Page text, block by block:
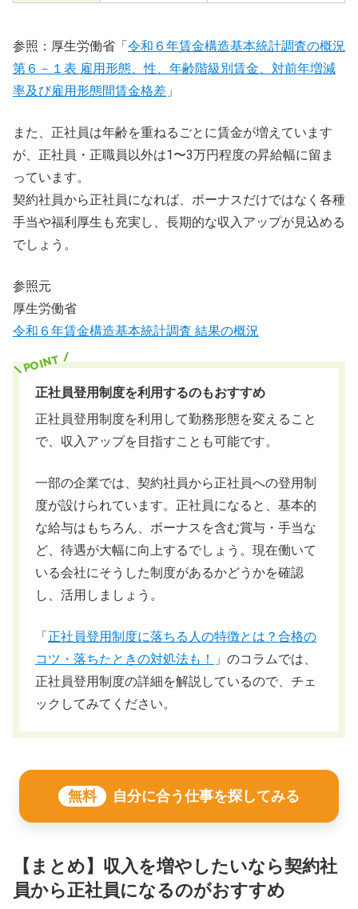
参照：厚生労働省「 令和６年賃金構造基本統計調査の概況
第６－１表 雇用形態、性、年齢階級別賃金、対前年増減
率及び雇用形態間賃金格差 」
また、正社員は年齢を重ねるごとに賃金が増えています
が、正社員・正職員以外は1〜3万円程度の昇給幅に留ま
っています。
契約社員から正社員になれば、ボーナスだけではなく各種
手当や福利厚生も充実し、長期的な収入アップが見込める
でしょう。
参照元
厚生労働省
令和６年賃金構造基本統計調査 結果の概況
正社員登用制度を利用するのもおすすめ
正社員登用制度を利用して勤務形態を変えること
で、収入アップを目指すことも可能です。
一部の企業では、契約社員から正社員への登用制
度が設けられています。正社員になると、基本的
な給与はもちろん、ボーナスを含む賞与・手当な
ど、待遇が大幅に向上するでしょう。現在働いて
いる会社にそうした制度があるかどうかを確認
し、活用しましょう。
「 正社員登用制度に落ちる人の特徴とは？合格の
コツ・落ちたときの対処法も！
」のコラムでは、
正社員登用制度の詳細を解説しているので、チェ
ックしてみてください。
無料 自分に合う仕事を探してみる
【まとめ】収入を増やしたいなら契約社
員から正社員になるのがおすすめ